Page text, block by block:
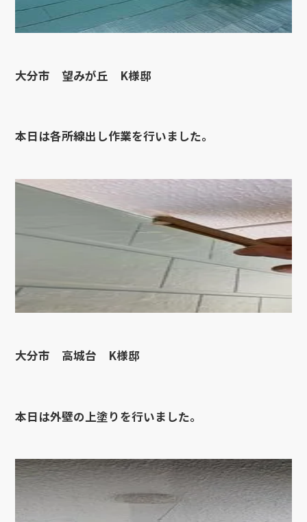
大分市 望みが丘 K様邸
本日は各所線出し作業を行いました。
大分市 高城台 K様邸
本日は外壁の上塗りを行いました。